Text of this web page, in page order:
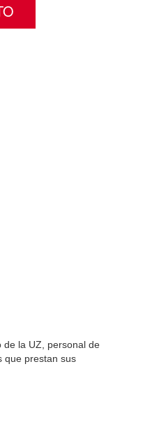
de la UZ, personal de
que prestan sus